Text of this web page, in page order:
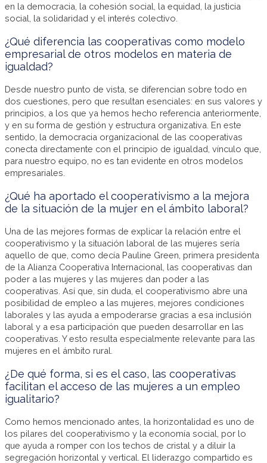
en la democracia, la cohesión social, la equidad, la justicia
social, la solidaridad y el interés colectivo.
¿Qué diferencia las cooperativas como modelo
empresarial de otros modelos en materia de
igualdad?
Desde nuestro punto de vista, se diferencian sobre todo en
dos cuestiones, pero que resultan esenciales: en sus valores y
principios, a los que ya hemos hecho referencia anteriormente,
y en su forma de gestión y estructura organizativa. En este
sentido, la democracia organizacional de las cooperativas
conecta directamente con el principio de igualdad, vínculo que,
para nuestro equipo, no es tan evidente en otros modelos
empresariales.
¿Qué ha aportado el cooperativismo a la mejora
de la situación de la mujer en el ámbito laboral?
Una de las mejores formas de explicar la relación entre el
cooperativismo y la situación laboral de las mujeres sería
aquello de que, como decía Pauline Green, primera presidenta
de la Alianza Cooperativa Internacional, las cooperativas dan
poder a las mujeres y las mujeres dan poder a las
cooperativas. Así que, sin duda, el cooperativismo abre una
posibilidad de empleo a las mujeres, mejores condiciones
laborales y las ayuda a empoderarse gracias a esa inclusión
laboral y a esa participación que pueden desarrollar en las
cooperativas. Y esto resulta especialmente relevante para las
mujeres en el ámbito rural.
¿De qué forma, si es el caso, las cooperativas
facilitan el acceso de las mujeres a un empleo
igualitario?
Como hemos mencionado antes, la horizontalidad es uno de
los pilares del cooperativismo y la economía social, por lo
que ayuda a romper con los techos de cristal y a diluir la
segregación horizontal y vertical. El liderazgo compartido es